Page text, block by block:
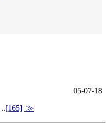
05-07-18
..[165] ≫